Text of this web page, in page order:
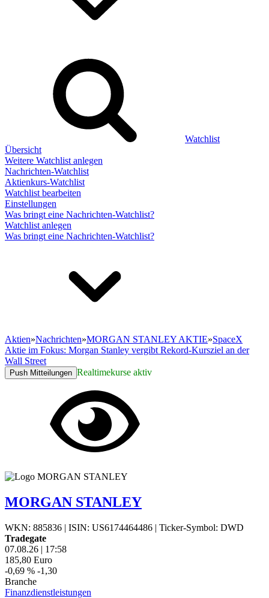
Watchlist
Übersicht
Weitere Watchlist anlegen
Nachrichten-Watchlist
Aktienkurs-Watchlist
Watchlist bearbeiten
Einstellungen
Was bringt eine Nachrichten-Watchlist?
Watchlist anlegen
Was bringt eine Nachrichten-Watchlist?
Aktien»Nachrichten»MORGAN STANLEY AKTIE»SpaceX
Aktie im Fokus: Morgan Stanley vergibt Rekord-Kursziel an der
Wall Street
Push Mitteilungen Realtimekurse aktiv
MORGAN STANLEY
WKN: 885836 | ISIN: US6174464486 | Ticker-Symbol: DWD
Tradegate
07.08.26 | 17:58
185,80 Euro
-0,69 % -1,30
Branche
Finanzdienstleistungen